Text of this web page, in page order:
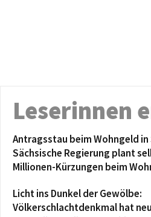
Leserinnen
Antragsstau beim Wohngeld in
Sächsische Regierung plant
Millionen-Kürzungen beim
Licht ins Dunkel der Gewölbe:
Völkerschlachtdenkmal hat